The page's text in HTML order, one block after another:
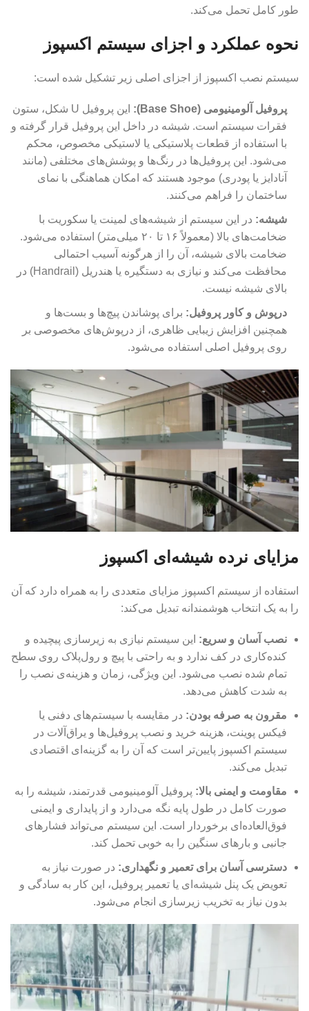
طور کامل تحمل می‌کند.
نحوه عملکرد و اجزای سیستم اکسپوز
سیستم نصب اکسپوز از اجزای اصلی زیر تشکیل شده است:
پروفیل آلومینیومی (Base Shoe):
این پروفیل U شکل، ستون
فقرات سیستم است. شیشه در داخل این پروفیل قرار گرفته و
با استفاده از قطعات پلاستیکی یا لاستیکی مخصوص، محکم
می‌شود. این پروفیل‌ها در رنگ‌ها و پوشش‌های مختلفی (مانند
آنادایز یا پودری) موجود هستند که امکان هماهنگی با نمای
ساختمان را فراهم می‌کنند.
شیشه: در این سیستم از شیشه‌های لمینت یا سکوریت با
ضخامت‌های بالا (معمولاً ۱۶ تا ۲۰ میلی‌متر) استفاده می‌شود.
ضخامت بالای شیشه، آن را از هرگونه آسیب احتمالی
محافظت می‌کند و نیازی به دستگیره یا هندریل (Handrail) در
بالای شیشه نیست.
درپوش و کاور پروفیل: برای پوشاندن پیچ‌ها و بست‌ها و
همچنین افزایش زیبایی ظاهری، از درپوش‌های مخصوصی بر
روی پروفیل اصلی استفاده می‌شود.
مزایای نرده شیشه‌ای اکسپوز
استفاده از سیستم اکسپوز مزایای متعددی را به همراه دارد که آن
را به یک انتخاب هوشمندانه تبدیل می‌کند:
نصب آسان و سریع: این سیستم نیازی به زیرسازی پیچیده و
کنده‌کاری در کف ندارد و به راحتی با پیچ و رول‌پلاک روی سطح
تمام شده نصب می‌شود. این ویژگی، زمان و هزینه‌ی نصب را
به شدت کاهش می‌دهد.
مقرون به صرفه بودن: در مقایسه با سیستم‌های دفنی یا
فیکس پوینت، هزینه خرید و نصب پروفیل‌ها و یراق‌آلات در
سیستم اکسپوز پایین‌تر است که آن را به گزینه‌ای اقتصادی
تبدیل می‌کند.
مقاومت و ایمنی بالا: پروفیل آلومینیومی قدرتمند، شیشه را به
صورت کامل در طول پایه نگه می‌دارد و از پایداری و ایمنی
فوق‌العاده‌ای برخوردار است. این سیستم می‌تواند فشارهای
جانبی و بارهای سنگین را به خوبی تحمل کند.
دسترسی آسان برای تعمیر و نگهداری: در صورت نیاز به
تعویض یک پنل شیشه‌ای یا تعمیر پروفیل، این کار به سادگی و
بدون نیاز به تخریب زیرسازی انجام می‌شود.